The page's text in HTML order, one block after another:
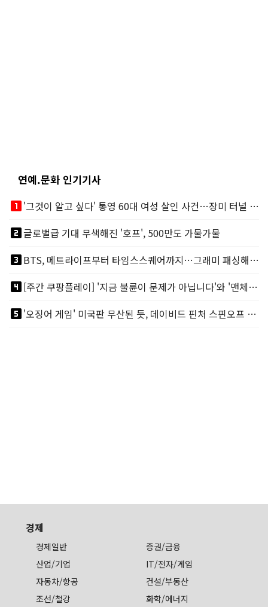
연예.문화 인기기사
looks_one
'그것이 알고 싶다' 통영 60대 여성 살인 사건…장미 터널 아래 킬러, 누구냐 넌?
looks_two글로벌급 기대 무색해진 '호프', 500만도 가물가물
looks_3
BTS, 메트라이프부터 타임스스퀘어까지…그래미 패싱해도 미 대륙 꿀꺽
looks_4
[주간 쿠팡플레이] '지금 불륜이 문제가 아닙니다'와 '맨체스터 시티 VS 아틀레티코 마드리드 빅매치'
looks_5
'오징어 게임' 미국판 무산된 듯, 데이비드 핀처 스핀오프 철회
경제
경제일반
증권/금융
산업/기업
IT/전자/게임
자동차/항공
건설/부동산
조선/철강
화학/에너지